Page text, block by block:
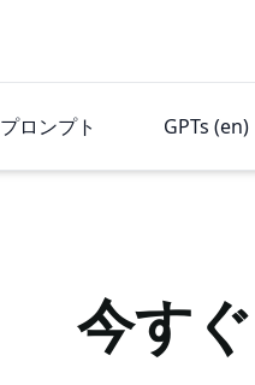
プロンプト GPTs (en)
今す